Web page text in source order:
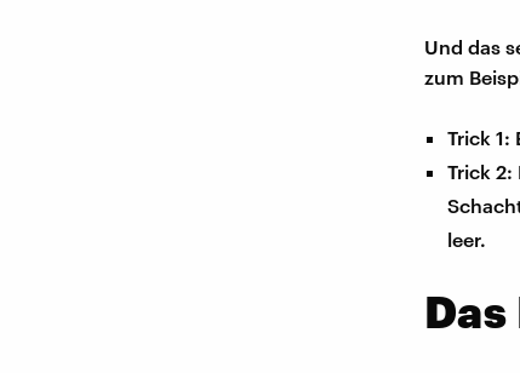
Und das
zum
Trick 1:
Trick 2:
leer.